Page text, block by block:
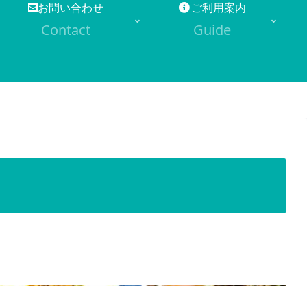
お問い合わせ
Contact
ご利用案内
Guide